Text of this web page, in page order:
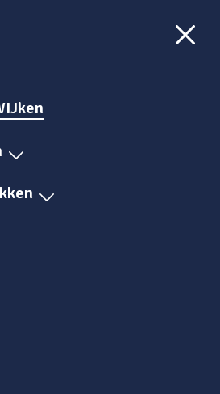
CONTRAST AAN